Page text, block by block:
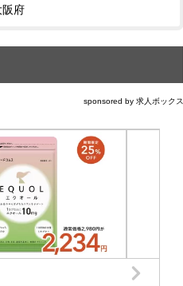
阪府
sponsored by 求人ボックス